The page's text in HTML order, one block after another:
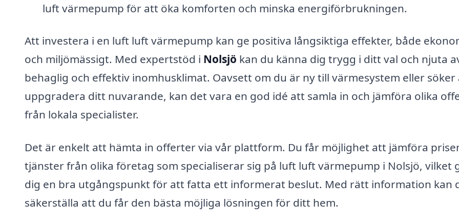
luft värmepump för att öka komforten och minska energiförbrukningen.
Att investera i en luft luft värmepump kan ge positiva långsiktiga effekter, både
och miljömässigt. Med expertstöd i Nolsjö kan du känna dig trygg i ditt val och njuta
behaglig och effektiv inomhusklimat. Oavsett om du är ny till värmesystem eller söker
uppgradera ditt nuvarande, kan det vara en god idé att samla in och jämföra olika
från lokala specialister.
Det är enkelt att hämta in offerter via vår plattform. Du får möjlighet att jämföra
tjänster från olika företag som specialiserar sig på luft luft värmepump i Nolsjö, vilket
dig en bra utgångspunkt för att fatta ett informerat beslut. Med rätt information kan
säkerställa att du får den bästa möjliga lösningen för ditt hem.